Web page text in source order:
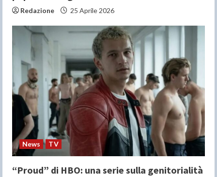
Redazione 25 Aprile 2026
News TV
“Proud” di HBO: una serie sulla genitorialità